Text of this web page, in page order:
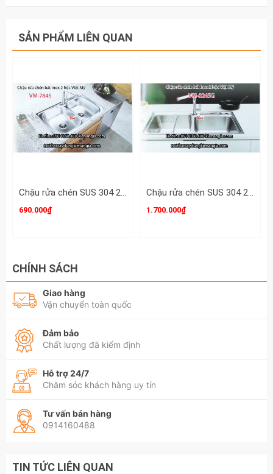
SẢN PHẨM LIÊN QUAN
Chậu rửa chén SUS 304 2 hộc 78x43 x23cm Việt Mỹ VM-7845
690.000₫
Chậu rửa chén SUS 304 2 hộc 82x45 x23cm Việt Mỹ VM-8245VD
1.700.000₫
CHÍNH SÁCH
Giao hàng
Vận chuyển toàn quốc
Đảm bảo
Chất lượng đã kiểm định
Hỗ trợ 24/7
Chăm sóc khách hàng uy tín
Tư vấn bán hàng
0914160488
TIN TỨC LIÊN QUAN